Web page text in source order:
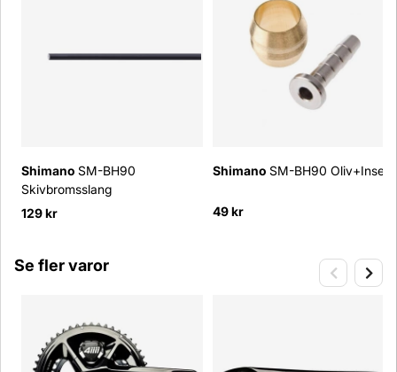
Shimano SM-BH90
Skivbromsslang
129 kr
Shimano SM-BH90 Oliv+Insert
49 kr
Se fler varor